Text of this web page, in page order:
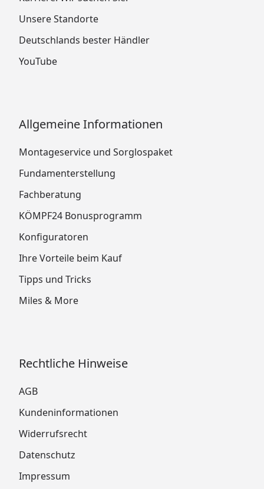
Unsere Standorte
Deutschlands bester Händler
YouTube
Allgemeine Informationen
Montageservice und Sorglospaket
Fundamenterstellung
Fachberatung
KÖMPF24 Bonusprogramm
Konfiguratoren
Ihre Vorteile beim Kauf
Tipps und Tricks
Miles & More
Rechtliche Hinweise
AGB
Kundeninformationen
Widerrufsrecht
Datenschutz
Impressum